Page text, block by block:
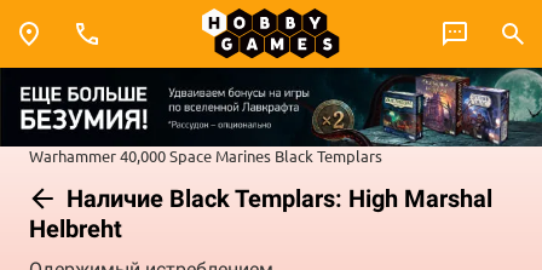
Warhammer 40,000Space Marines Black Templars
Наличие Black Templars: High Marshal
Helbreht